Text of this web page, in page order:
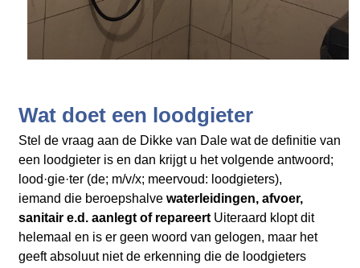
Wat doet een loodgieter
Stel de vraag aan de Dikke van Dale wat de definitie van
een loodgieter is en dan krijgt u het volgende antwoord;
lood·gie·ter (de; m/v/x; meervoud: loodgieters),
iemand die beroepshalve waterleidingen, afvoer,
sanitair e.d. aanlegt of repareertUiteraard klopt dit
helemaal en is er geen woord van gelogen, maar het
geeftabsoluut niet de erkenning die de loodgieters